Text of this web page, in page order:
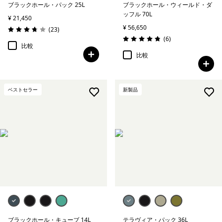
ブラックホール・パック 25L
¥ 21,450
評価: 3.8 / 5
(23レビュー
)
比較
ブラックホール・ウィールド・ダ
ッフル 70L
¥ 56,650
評価: 4.8 / 5
(6レビュー
)
比較
ベストセラー
ブラックホール・キューブ 14L
新製品
テラヴィア・パック 36L